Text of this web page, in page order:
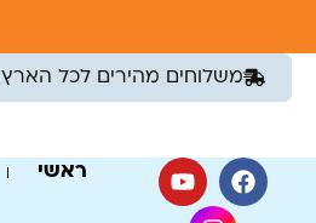
משלוחים מהירים לכל הארץ
ראשי